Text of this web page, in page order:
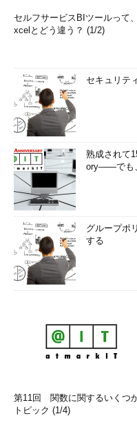
（3） システムを再起動させる。
（4）システムがサポートしてい
（APMもしくはACPIなどにより、
後にシステムの電源をオフにする
ドウエア（およびBIOS）のサポー
ない場合は、（2）
同じである。
（5）以下の3つはアプリケーシ
を強制終了させるかどうかを選択す
アプリケーションが実行されている
は、シャットダウンや再起動など
ない。ユーザーがログオンしてい
ら、ログオンしていても、アプリケ
ョンが1つも動作していない場合に
シャットダウン処理を行う。
（6）アプリケーションがハング
プしている場合（システムからの応
ない場合）、そのアプリケーション
制的に終了させる。
（7）全てのユーザーアプリケー
ンを強制的に終了させる。
われる。
このダイアログにある［
了］をそれぞれ適宜選択し
実行される。
セルフサービスBIツールって
xcelとどう違う？ (1/2)
セキュリテ
熟成されて
ory――でも
グループポ
する
第11回 関数に関するいくつ
トピック (1/4)